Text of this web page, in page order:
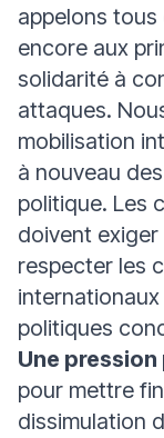
appelons
encore aux
solidarité à
attaques.
mobilisation
à nouveau
politique. Les
doivent
respecter les
internationaux
politiques
Une
pour mettre
dissimulation